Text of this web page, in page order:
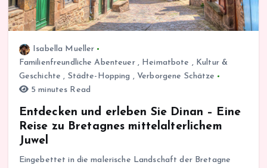
Isabella Mueller
Familienfreundliche Abenteuer, Heimatbote , Kultur &
Geschichte , Städte-Hopping , Verborgene Schätze
5 minutes Read
Entdecken und erleben Sie Dinan – Eine
Reise zu Bretagnes mittelalterlichem
Juwel
Eingebettet in die malerische Landschaft der Bretagne